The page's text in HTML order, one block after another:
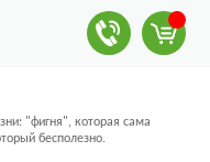
"фигня", которая сама
бесполезно.